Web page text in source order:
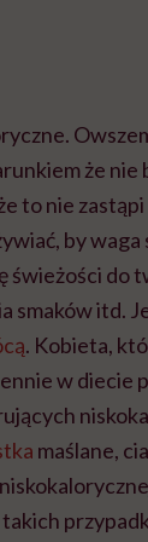
że nie
to nie
by waga
świeżości do
itd.
. Kobieta,
w diecie
maślane,